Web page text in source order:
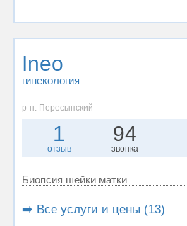
Ineo
гинекология
р-н. Пересыпский
1
отзыв
94
звонка
Биопсия шейки матки
➡️ Все услуги и цены (13)